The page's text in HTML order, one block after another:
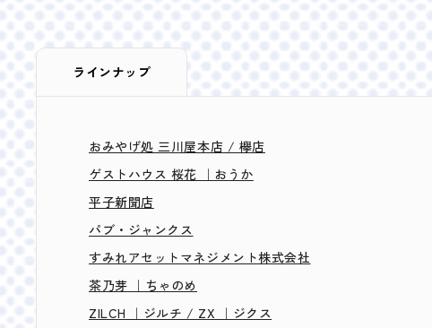
ラインナップ
おみやげ処 三川屋本店 / 欅店
ゲストハウス 桜花 ｜おうか
平子新聞店
パブ・ジャンクス
すみれアセットマネジメント株式会社
茶乃芽 ｜ちゃのめ
ZILCH ｜ジルチ / ZX ｜ジクス